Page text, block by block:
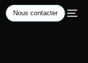
Nous contacter